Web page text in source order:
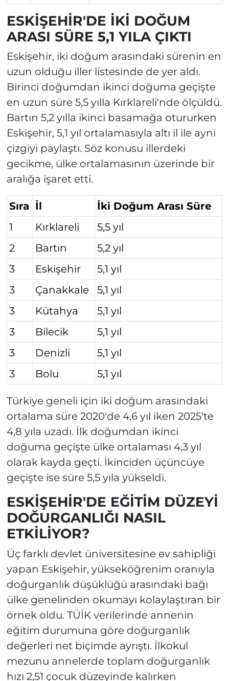
ESKİŞEHİR'DE İKİ DOĞUM
ARASI SÜRE 5,1 YILA ÇIKTI
Eskişehir, iki doğum arasındaki sürenin en
uzun olduğu iller listesinde de yer aldı.
Birinci doğumdan ikinci doğuma geçişte
en uzun süre 5,5 yılla Kırklareli'nde ölçüldü.
Bartın 5,2 yılla ikinci basamağa otururken
Eskişehir, 5,1 yıl ortalamasıyla altı il ile aynı
çizgiyi paylaştı. Söz konusu illerdeki
gecikme, ülke ortalamasının üzerinde bir
aralığa işaret etti.
Sıra İl
İki Doğum Arası Süre
1
Kırklareli
5,5 yıl
2
Bartın
5,2 yıl
3
Eskişehir
5,1 yıl
3
Çanakkale
5,1 yıl
3
Kütahya
5,1 yıl
3
Bilecik
5,1 yıl
3
Denizli
5,1 yıl
3
Bolu 5,1 yıl
Türkiye geneli için iki doğum arasındaki
ortalama süre 2020'de 4,6 yıl iken 2025'te
4,8 yıla uzadı. İlk doğumdan ikinci
doğuma geçişte ülke ortalaması 4,3 yıl
olarak kayda geçti. İkinciden üçüncüye
geçişte ise süre 5,5 yıla yükseldi.
ESKİŞEHİR'DE EĞİTİM DÜZEYİ
DOĞURGANLIĞI NASIL
ETKİLİYOR?
Üç farklı devlet üniversitesine ev sahipliği
yapan Eskişehir, yükseköğrenim oranıyla
doğurganlık düşüklüğü arasındaki bağı
ülke genelinden okumayı kolaylaştıran bir
örnek oldu. TÜİK verilerinde annenin
eğitim durumuna göre doğurganlık
değerleri net biçimde ayrıştı. İlkokul
mezunu annelerde toplam doğurganlık
hızı 2,51 çocuk düzeyinde kalırken